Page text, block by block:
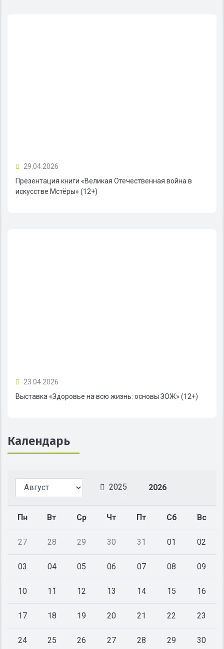
29.04.2026
Презентация книги «Великая Отечественная война в
искусстве Мстёры» (12+)
23.04.2026
Выставка «Здоровье на всю жизнь: основы ЗОЖ» (12+)
Календарь
2025 2026
Пн Вт Ср Чт Пт Сб Вс
27 28 29 30 31 01 02
03 04 05 06 07 08 09
10 11 12 13 14 15 16
17 18 19 20 21 22 23
24 25 26 27 28 29 30